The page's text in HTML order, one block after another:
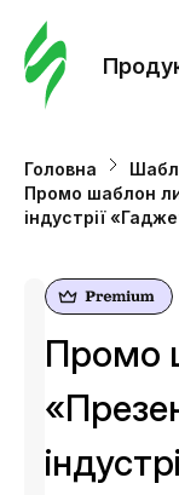
Головна
Промо шаблон
індустрії
Промо